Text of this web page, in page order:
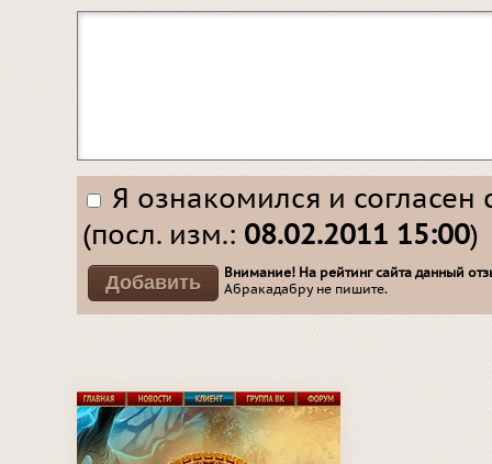
Я ознакомился и согласен
(посл. изм.: 08.02.2011 15:00)
Внимание! На рейтинг сайта данный
Абракадабру не пишите.